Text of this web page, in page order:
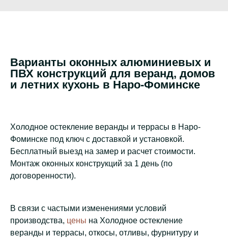
Варианты оконных алюминиевых и
ПВХ конструкций для веранд, домов
и летних кухонь в Наро-Фоминске
Холодное остекление веранды и террасы в Наро-
Фоминске под ключ с доставкой и установкой.
Бесплатный выезд на замер и расчет стоимости.
Монтаж оконных конструкций за 1 день (по
договоренности).
В связи с частыми изменениями условий
производства, цены на Холодное остекление
веранды и террасы, откосы, отливы, фурнитуру и